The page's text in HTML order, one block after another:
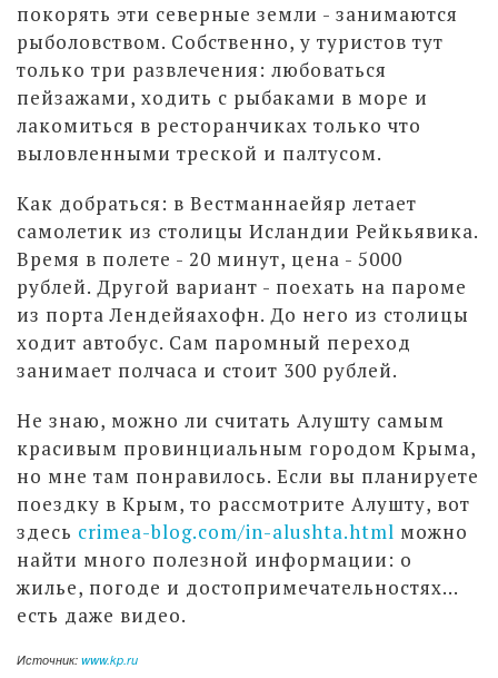
покорять эти северные земли - занимаются
рыболовством. Собственно, у туристов тут
только три развлечения: любоваться
пейзажами, ходить с рыбаками в море и
лакомиться в ресторанчиках только что
выловленными треской и палтусом.
Как добраться: в Вестманнаейяр летает
самолетик из столицы Исландии Рейкьявика.
Время в полете - 20 минут, цена - 5000
рублей. Другой вариант - поехать на пароме
из порта Лендейяахофн. До него из столицы
ходит автобус. Сам паромный переход
занимает полчаса и стоит 300 рублей.
Не знаю, можно ли считать Алушту самым
красивым провинциальным городом Крыма,
но мне там понравилось. Если вы планируете
поездку в Крым, то рассмотрите Алушту, вот
здесь crimea-blog.com/in-alushta.html можно
найти много полезной информации: о
жилье, погоде и достопримечательностях...
есть даже видео.
Источник: www.kp.ru